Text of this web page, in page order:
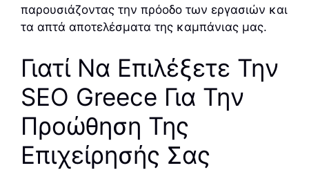
παρουσιάζοντας την πρόοδο των εργασιών και
τα απτά αποτελέσματα της καμπάνιας μας.
Γιατί Να Επιλέξετε Την
SEO Greece Για Την
Προώθηση Της
Επιχείρησής Σας